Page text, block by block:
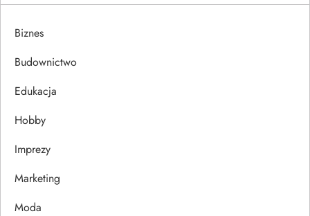
a
c
a
w
p
Biznes
Budownictwo
Edukacja
Hobby
Imprezy
Marketing
Moda